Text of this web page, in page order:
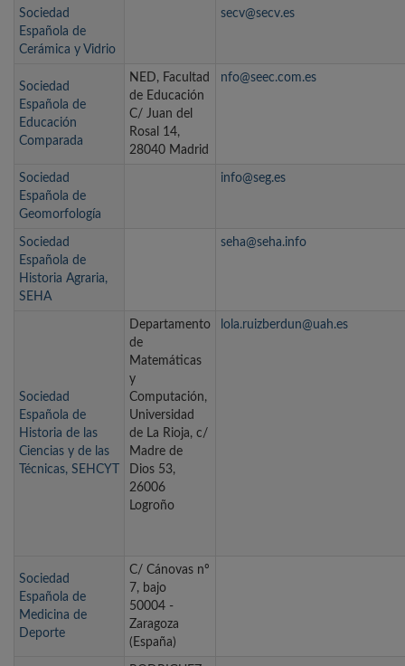
Sociedad
Española de
Cerámica y Vidrio
secv@secv.es
Sociedad
Española de
Educación
Comparada
NED, Facultad
de Educación
C/ Juan del
Rosal 14,
28040 Madrid
nfo@seec.com.es
Sociedad
Española de
Geomorfología
info@seg.es
Sociedad
Española de
Historia Agraria,
SEHA
seha@seha.info
Sociedad
Española de
Historia de las
Ciencias y de las
Técnicas, SEHCYT
Departamento
de
Matemáticas
y
Computación,
Universidad
de La Rioja, c/
Madre de
Dios 53,
26006
Logroño
lola.ruizberdun@uah.es
Sociedad
Española de
Medicina de
Deporte
C/ Cánovas nº
7, bajo
50004 -
Zaragoza
(España)